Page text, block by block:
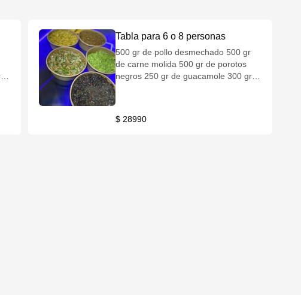
Tabla para 6 o 8 personas
500 gr de pollo desmechado 500 gr
de carne molida 500 gr de porotos
negros 250 gr de guacamole 300 gr
$ 28990